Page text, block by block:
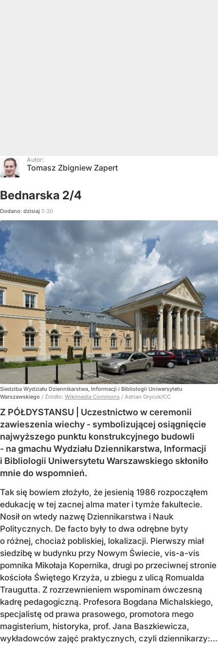
Autor:
Tomasz Zbigniew Zapert
Bednarska 2/4
Dodano: dzisiaj 5:30
Siedziba Wydziału Dziennikarstwa, Informacji i Bibliologii Uniwersytetu
Warszawskiego / Źródło: Wikimedia Commons / Adrian Grycuk/CC
Z PÓŁDYSTANSU | Uczestnictwo w ceremonii
zawieszenia wiechy - symbolizującej osiągnięcie
najwyższego punktu konstrukcyjnego budowli
- na gmachu Wydziału Dziennikarstwa, Informacji
i Bibliologii Uniwersytetu Warszawskiego skłoniło
mnie do wspomnień.
Tak się bowiem złożyło, że jesienią 1986 rozpocząłem
edukację w tej zacnej alma mater i tymże fakultecie.
Nosił on wtedy nazwę Dziennikarstwa i Nauk
Politycznych. De facto były to dwa odrębne byty
o różnej, chociaż pobliskiej, lokalizacji. Pierwszy miał
siedzibę w budynku przy Nowym Świecie, vis-a-vis
pomnika Mikołaja Kopernika, drugi po przeciwnej stronie
kościoła Świętego Krzyża, u zbiegu z ulicą Romualda
Traugutta. Z rozrzewnieniem wspominam ówczesną
kadrę pedagogiczną. Profesora Bogdana Michalskiego,
specjalistę od prawa prasowego, promotora mego
magisterium, historyka, prof. Jana Baszkiewicza,
wykładowców zajęć praktycznych, czyli dziennikarzy:...